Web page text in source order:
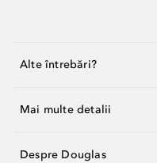
Alte întrebări?
Mai multe detalii
Despre Douglas